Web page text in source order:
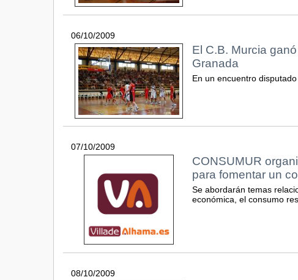
06/10/2009
El C.B. Murcia
Granada
En un encuentro
07/10/2009
CONSUMUR
para fomentar un
Se abordarán temas
económica, el consumo
08/10/2009